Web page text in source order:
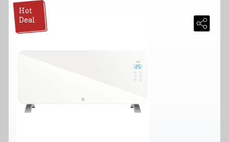
Hot
Deal